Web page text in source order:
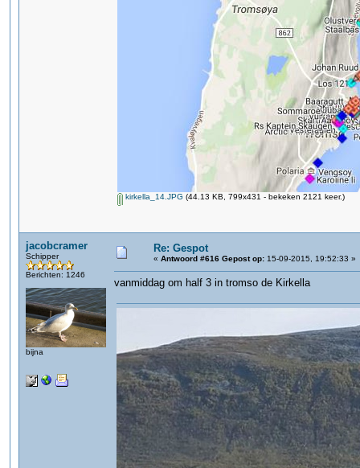
kirkella_14.JPG (44.13 KB, 799x431 - bekeken 2121 keer.)
jacobcramer
Schipper
Berichten: 1246
bijna
Re: Gespot
« Antwoord #616 Gepost op: 15-09-2015, 19:52:33 »
vanmiddag om half 3 in tromso de Kirkella